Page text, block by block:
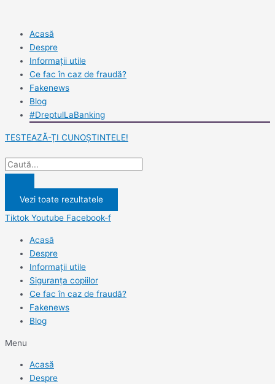
contentAcasă
Despre
Informații utile
Ce fac în caz de fraudă?
Fakenews
Blog
#DreptulLaBanking
TESTEAZĂ-ȚI CUNOȘTINTELE!
Vezi toate rezultatele
Tiktok Youtube Facebook-f
Acasă
Despre
Informații utile
Siguranța copiilor
Ce fac în caz de fraudă?
Fakenews
Blog
Menu
Acasă
Despre